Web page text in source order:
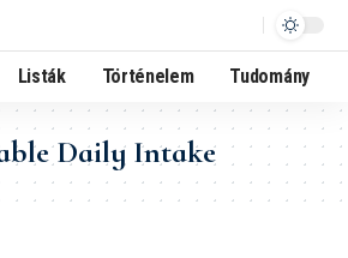
Listák Történelem Tudomány
Daily Intake